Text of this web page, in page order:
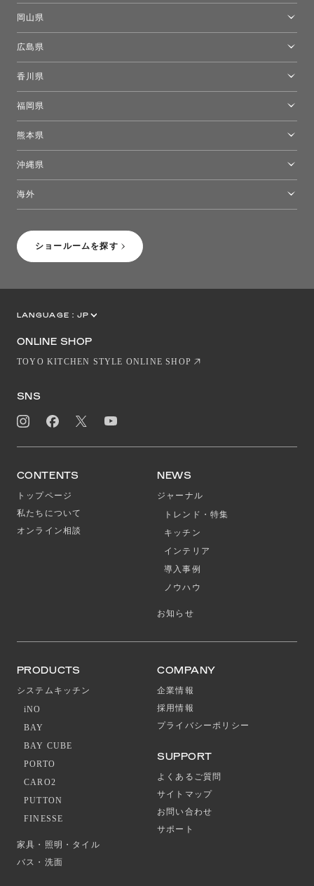
ショールームを探す
岡山県
広島県
香川県
福岡県
熊本県
沖縄県
海外
LANGUAGE : JP
ONLINE SHOP
TOYO KITCHEN STYLE ONLINE SHOP
SNS
CONTENTS
トップページ
私たちについて
オンライン相談
NEWS
ジャーナル
トレンド・特集
キッチン
インテリア
導入事例
ノウハウ
お知らせ
PRODUCTS
システムキッチン
iNO
BAY
BAY CUBE
PORTO
CARO2
PUTTON
FINESSE
家具・照明・タイル
バス・洗面
COMPANY
企業情報
採用情報
プライバシーポリシー
SUPPORT
よくあるご質問
サイトマップ
お問い合わせ
サポート